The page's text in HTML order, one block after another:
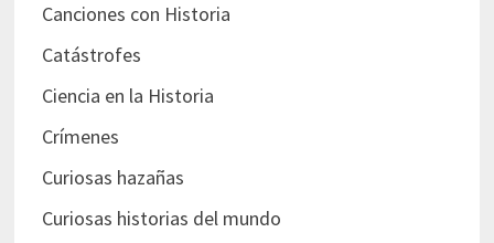
Canciones con Historia
Catástrofes
Ciencia en la Historia
Crímenes
Curiosas hazañas
Curiosas historias del mundo